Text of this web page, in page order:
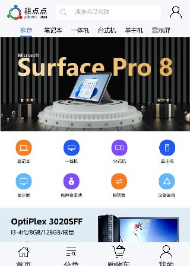
按钮文本 按钮文本 按钮文本 按钮文本
按钮文本
按钮文本
按钮文本 按钮文本
按钮文本 按钮文本 按钮文本 按钮文本 按钮文本